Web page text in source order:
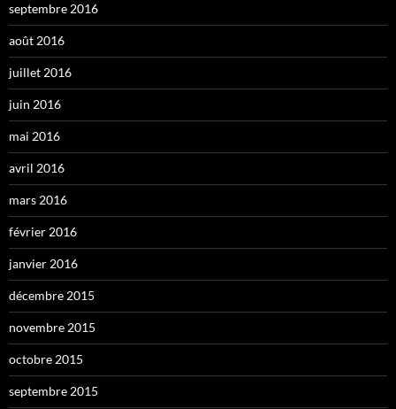
septembre 2016
août 2016
juillet 2016
juin 2016
mai 2016
avril 2016
mars 2016
février 2016
janvier 2016
décembre 2015
novembre 2015
octobre 2015
septembre 2015